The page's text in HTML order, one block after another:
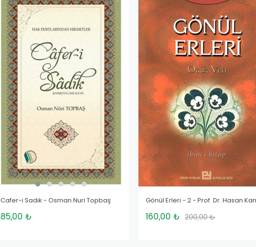
Cafer-i Sadık - Osman Nuri Topbaş
85,00 ₺ 160,00 ₺ 200,00 ₺